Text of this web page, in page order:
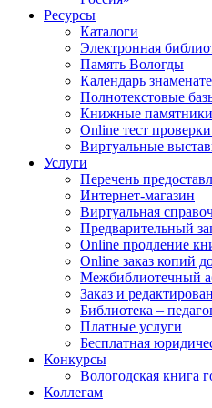
Ресурсы
Каталоги
Электронная
Память Вологды
Календарь
Полнотекстовые
Книжные памятники
Online тест
Виртуальные
Услуги
Перечень
Интернет-магазин
Виртуальная
Предварительный
Online продление
Online заказ копий
Межбиблиотечный
Заказ и
Библиотека –
Платные услуги
Бесплатная
Конкурсы
Вологодская книга
Коллегам